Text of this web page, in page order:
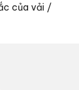
của vải /